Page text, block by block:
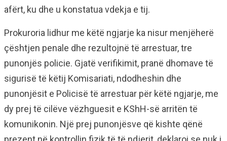
afërt, ku dhe u konstatua vdekja e tij.
Prokuroria lidhur me këtë ngjarje ka nisur menjëherë
çështjen penale dhe rezultojnë të arrestuar, tre
punonjës policie. Gjatë verifikimit, pranë dhomave të
sigurisë të këtij Komisariati, ndodheshin dhe
punonjësit e Policisë të arrestuar për këtë ngjarje, me
dy prej të cilëve vëzhguesit e KShH-së arritën të
komunikonin. Një prej punonjësve që kishte qënë